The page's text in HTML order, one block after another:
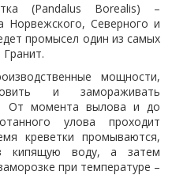
(Pandalus Borealis) –
Норвежского, Северного и
промысел один из самых
мощности,
и замораживать
От момента вылова и до
улова проходит
креветки промываются,
кипящую воду, а затем
при температуре –